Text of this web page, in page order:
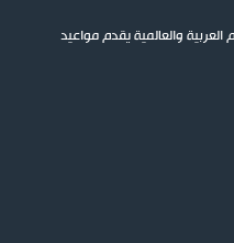
والعالمية يقدم مواعيد